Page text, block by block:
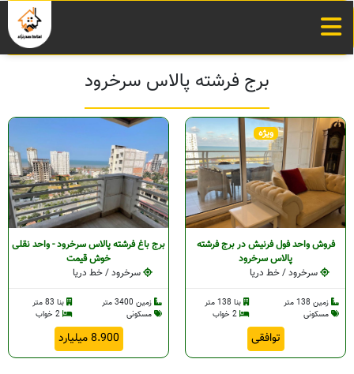
برج فرشته پالاس سرخرود
ویژه
فروش واحد فول فرنیش در برج فرشته
پالاس سرخرود
سرخرود / خط دریا
زمین 138 متر
بنا 138 متر
مسکونی
توافقی
برج باغ فرشته پالاس سرخرود - واحد نقلی
خوش قیمت
سرخرود / خط دریا
زمین 3400 متر
بنا 83 متر
مسکونی
8.900 میلیارد